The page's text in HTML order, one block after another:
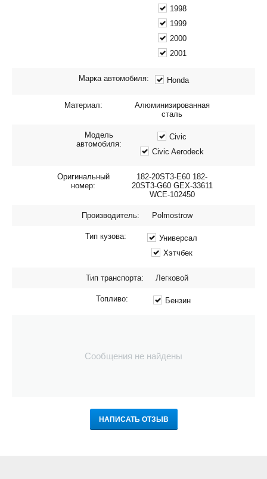
1998
1999
2000
2001
Марка автомобиля: Honda
Материал:
Алюминизированная
сталь
Модель
автомобиля:
Civic
Civic Aerodeck
Оригинальный
номер:
182-20ST3-E60 182-
20ST3-G60 GEX-33611
WCE-102450
Производитель: Polmostrow
Тип кузова:
Универсал
Хэтчбек
Тип транспорта: Легковой
Топливо: Бензин
Сообщения не найдены
НАПИСАТЬ ОТЗЫВ